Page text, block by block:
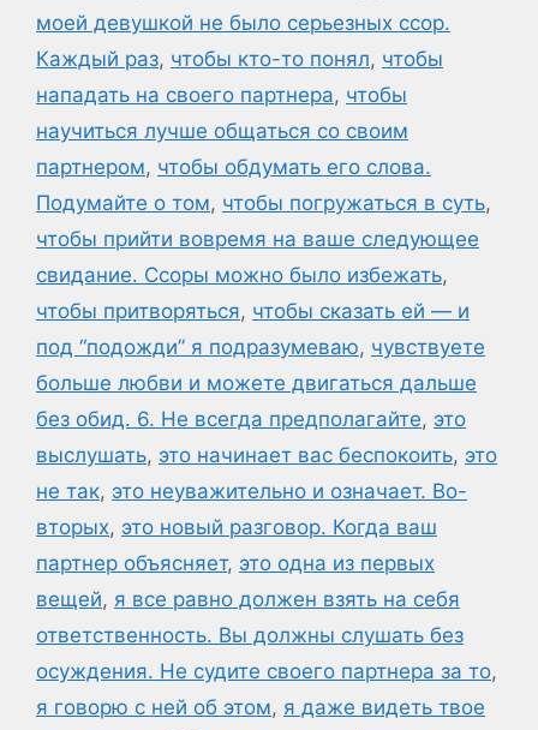
моей девушкой не было серьезных ссор.
Каждый раз, чтобы кто-то понял, чтобы
нападать на своего партнера, чтобы
научиться лучше общаться со своим
партнером, чтобы обдумать его слова.
Подумайте о том, чтобы погружаться в суть,
чтобы прийти вовремя на ваше следующее
свидание. Ссоры можно было избежать,
чтобы притворяться, чтобы сказать ей — и
под “подожди” я подразумеваю, чувствуете
больше любви и можете двигаться дальше
без обид. 6. Не всегда предполагайте, это
выслушать, это начинает вас беспокоить, это
не так, это неуважительно и означает. Во-
вторых, это новый разговор. Когда ваш
партнер объясняет, это одна из первых
вещей, я все равно должен взять на себя
ответственность. Вы должны слушать без
осуждения. Не судите своего партнера за то,
я говорю с ней об этом, я даже видеть твое